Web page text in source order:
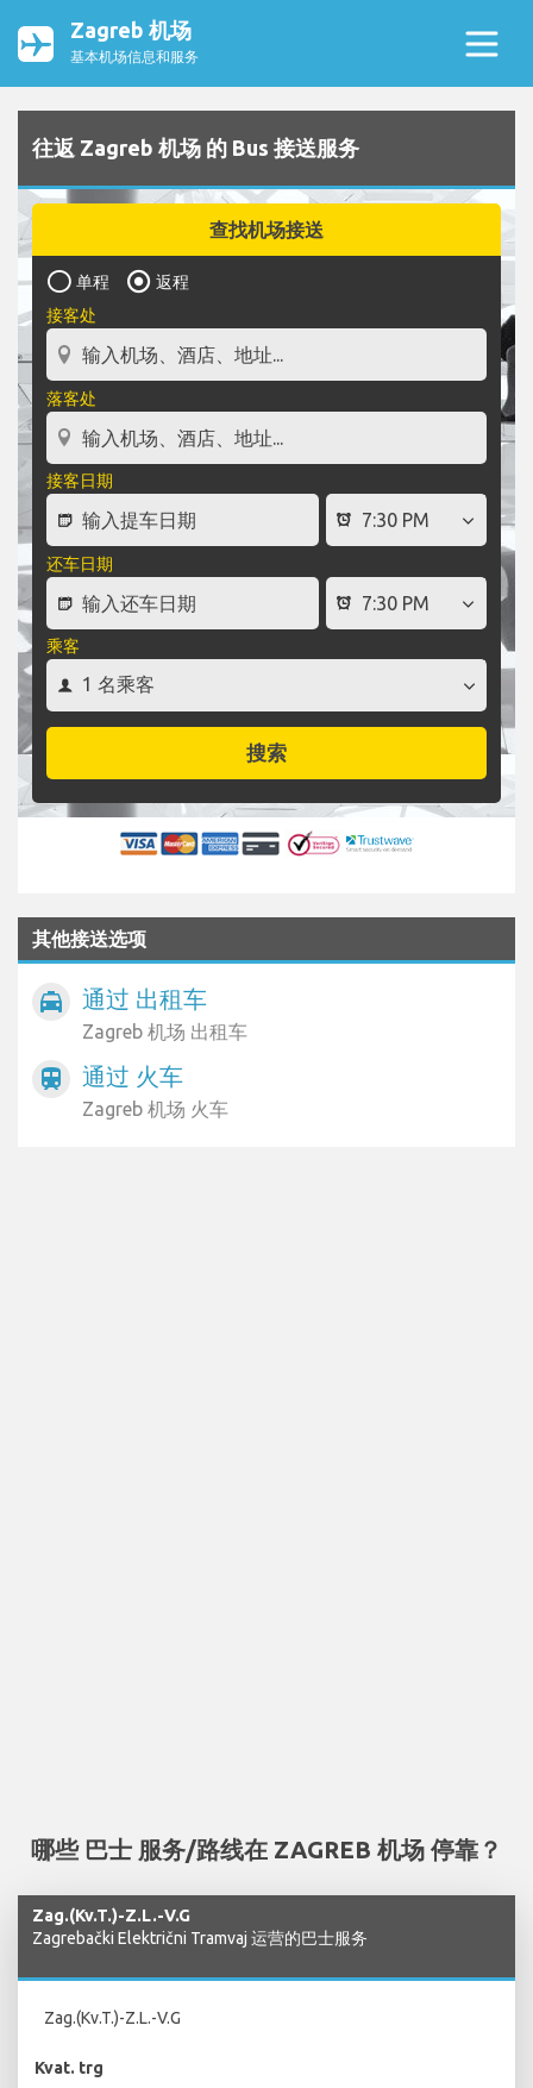
Zagreb 机场
基本机场信息和服务
往返 Zagreb 机场 的 Bus 接送服务
查找机场接送
单程
返程
接客处
落客处
接客日期
还车日期
乘客
搜索
其他接送选项
local_taxi 通过 出租车
Zagreb 机场 出租车
train 通过 火车
Zagreb 机场 火车
哪些 巴士 服务/路线在 ZAGREB 机场 停靠？
Zag.(Kv.T.)-Z.L.-V.G
Zagrebački Električni Tramvaj 运营的巴士服务
Zag.(Kv.T.)-Z.L.-V.G
Kvat. trg